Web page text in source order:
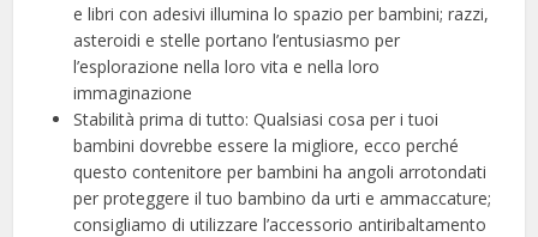
e libri con adesivi illumina lo spazio per bambini; razzi,
asteroidi e stelle portano l’entusiasmo per
l’esplorazione nella loro vita e nella loro
immaginazione
Stabilità prima di tutto: Qualsiasi cosa per i tuoi
bambini dovrebbe essere la migliore, ecco perché
questo contenitore per bambini ha angoli arrotondati
per proteggere il tuo bambino da urti e ammaccature;
consigliamo di utilizzare l’accessorio antiribaltamento